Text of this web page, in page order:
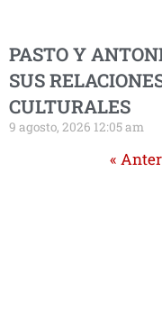
PASTO Y
SUS
CULTURALES
9 agosto, 2026 12:05 am
«